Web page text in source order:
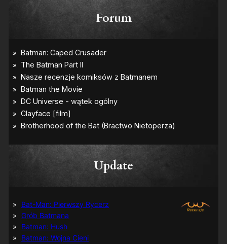
Forum
Update
Bat-Man: Pierwszy Rycerz
Grób Batmana
Batman: Hush
Batman: Wojna Cieni